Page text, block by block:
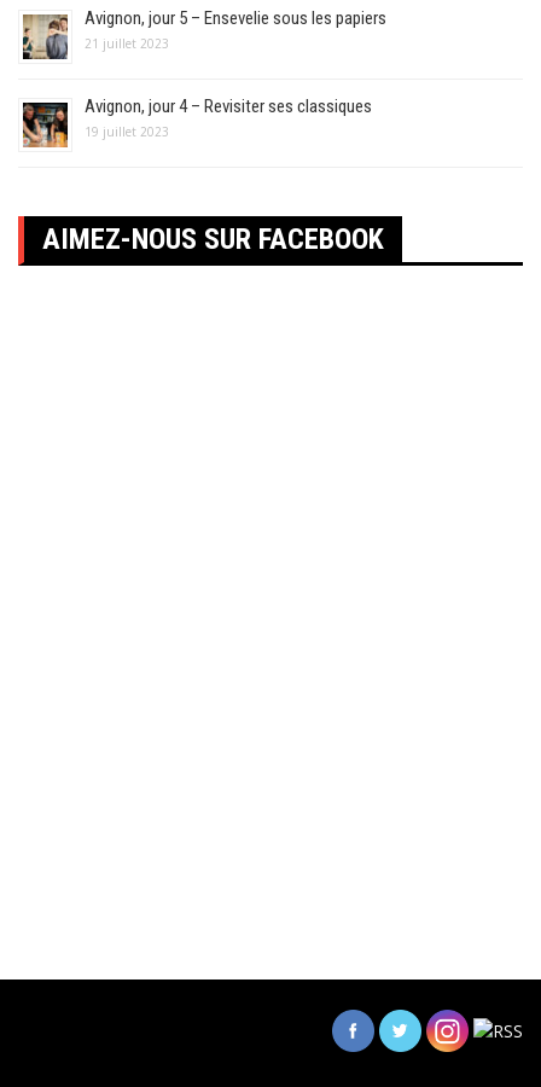
Avignon, jour 5 – Ensevelie sous les papiers
21 juillet 2023
Avignon, jour 4 – Revisiter ses classiques
19 juillet 2023
AIMEZ-NOUS SUR FACEBOOK